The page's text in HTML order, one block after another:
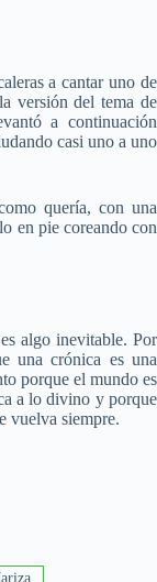
a cantar uno de
versión del tema de
a continuación
casi uno a uno
quería, con una
en pie coreando con
algo inevitable. Por
una crónica es una
porque el mundo es
a lo divino y porque
vuelva siempre.